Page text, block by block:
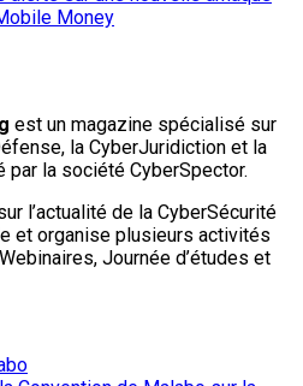
Money
est un magazine spécialisé sur
la CyberJuridiction et la
la société CyberSpector.
l’actualité de la CyberSécurité
et organise plusieurs activités
Journée d’études et